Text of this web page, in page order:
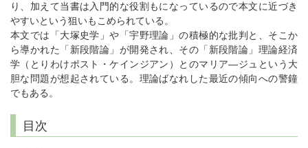
り、加えて当書は入門的な役割もになっているので本文に近づき
やすいという狙いもこめられている。
本文では「大塚史学」や「宇野理論」の積極的な批判と、そこか
ら導かれた「新段階論」が開発され、その「新段階論」理論経済
学（とりわけポスト・ケインジアン）とのマリア―ジュという大
胆な問題が想起されている。理論ばなれした最近の傾向への警鐘
でもある。
目次